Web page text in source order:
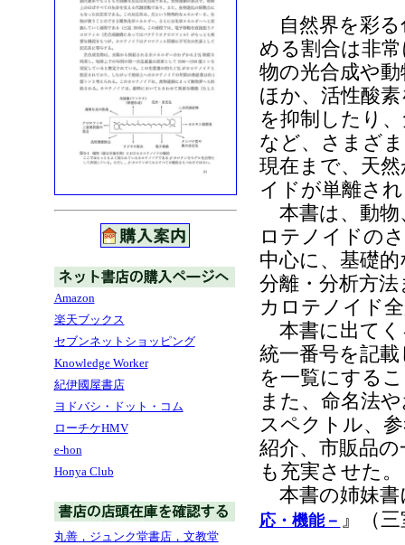
Amazon
楽天ブックス
セブンネットショッピング
Knowledge Worker
紀伊國屋書店
ヨドバシ・ドット・コム
ローチケHMV
e-hon
Honya Club
丸善，ジュンク堂書店，文教堂
自然界を彩る
める割合は非
物の光合成や
ほか、活性酸
を抑制したり
など、さまざ
現在まで、天
イドが単離さ
本書は、動物
ロテノイドの
中心に、基礎
分離・分析方
カロテノイド
本書に出てく
統一番号を記
を一覧にする
また、命名法
スペクトル、
紹介、市販品
も充実させた。
本書の姉妹書
応・機能－ 』（